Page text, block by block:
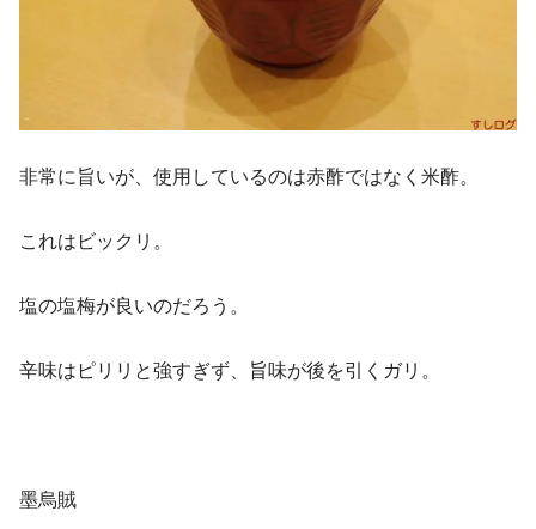
非常に旨いが、使用しているのは赤酢ではなく米酢。
これはビックリ。
塩の塩梅が良いのだろう。
辛味はピリリと強すぎず、旨味が後を引くガリ。
墨烏賊